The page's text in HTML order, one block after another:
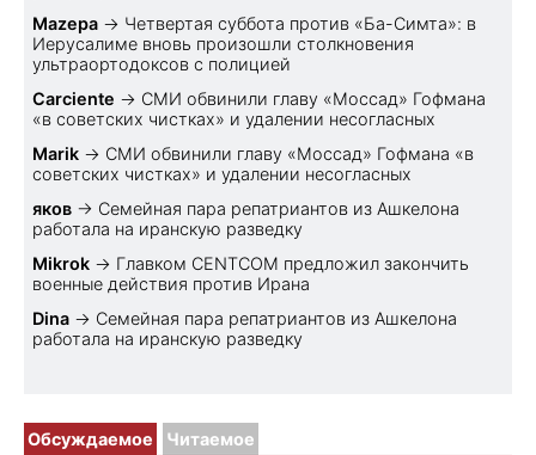
Mazepa → Четвертая суббота против «Ба-Симта»: в
Иерусалиме вновь произошли столкновения
ультраортодоксов с полицией
Carciente → СМИ обвинили главу «Моссад» Гофмана
«в советских чистках» и удалении несогласных
Marik → СМИ обвинили главу «Моссад» Гофмана «в
советских чистках» и удалении несогласных
яков → Семейная пара репатриантов из Ашкелона
работала на иранскую разведку
Mikrok → Главком CENTCOM предложил закончить
военные действия против Ирана
Dina → Семейная пара репатриантов из Ашкелона
работала на иранскую разведку
Обсуждаемое Читаемое